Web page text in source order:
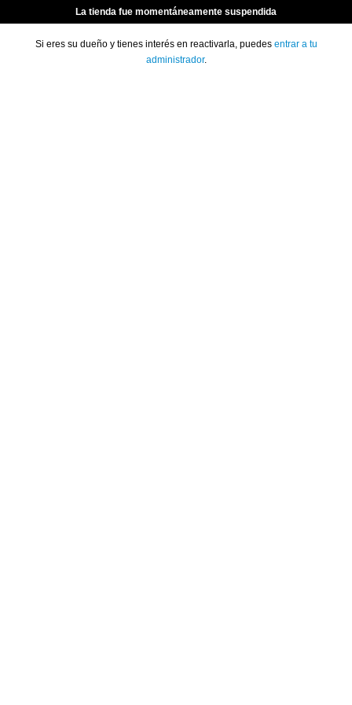
La tienda fue momentáneamente suspendida
Si eres su dueño y tienes interés en reactivarla, puedes entrar a tu
administrador.